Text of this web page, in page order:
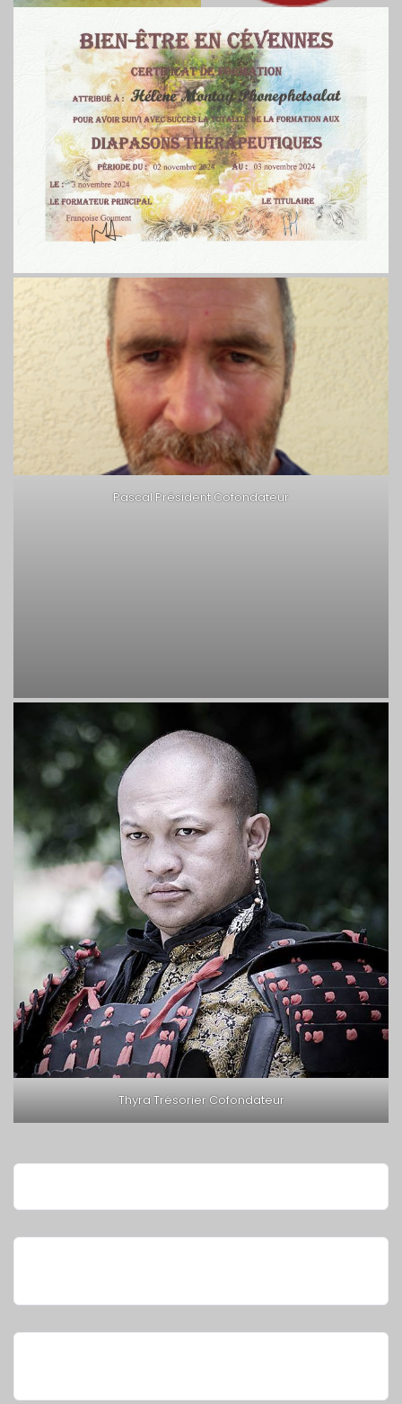
Pascal Président Cofondateur
Thyra Trésorier Cofondateur